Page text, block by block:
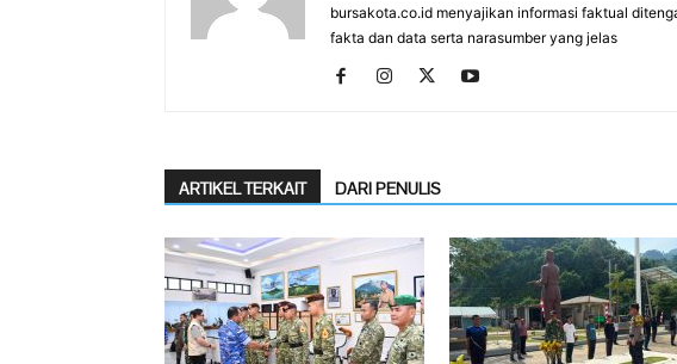
bursakota.co.id menyajikan informasi faktual
fakta dan data serta narasumber yang jelas
ARTIKEL TERKAIT DARI PENULIS